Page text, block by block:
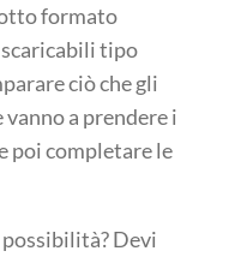
formato
tipo
ciò che gli
a prendere i
poi completare le
Devi